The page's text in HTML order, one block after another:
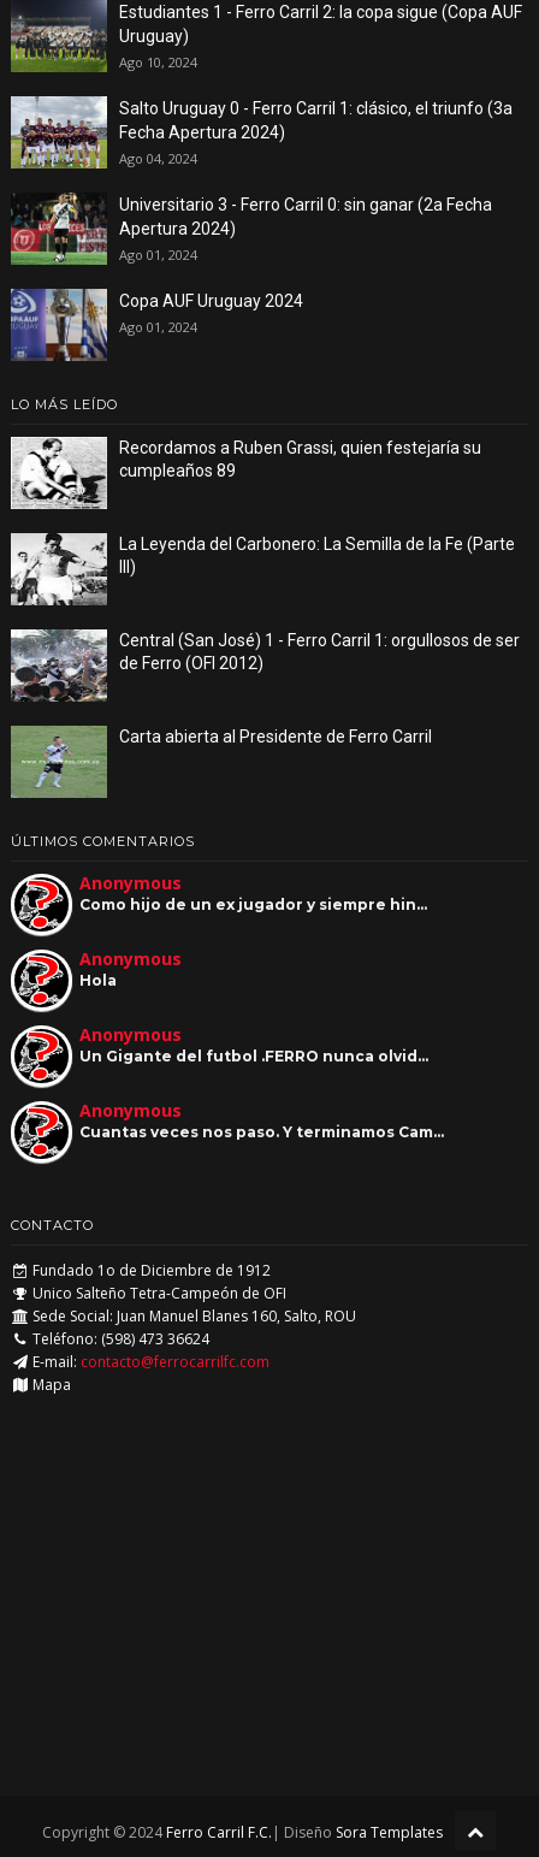
Estudiantes 1 - Ferro Carril 2: la copa sigue (Copa AUF
Uruguay)
Ago 10, 2024
Salto Uruguay 0 - Ferro Carril 1: clásico, el triunfo (3a
Fecha Apertura 2024)
Ago 04, 2024
Universitario 3 - Ferro Carril 0: sin ganar (2a Fecha
Apertura 2024)
Ago 01, 2024
Copa AUF Uruguay 2024
Ago 01, 2024
LO MÁS LEÍDO
Recordamos a Ruben Grassi, quien festejaría su
cumpleaños 89
La Leyenda del Carbonero: La Semilla de la Fe (Parte
III)
Central (San José) 1 - Ferro Carril 1: orgullosos de ser
de Ferro (OFI 2012)
Carta abierta al Presidente de Ferro Carril
ÚLTIMOS COMENTARIOS
Anonymous
Como hijo de un ex jugador y siempre hin…
Anonymous
Hola
Anonymous
Un Gigante del futbol .FERRO nunca olvid…
Anonymous
Cuantas veces nos paso. Y terminamos Cam…
CONTACTO
Fundado 1o de Diciembre de 1912
Unico Salteño Tetra-Campeón de OFI
Sede Social: Juan Manuel Blanes 160, Salto, ROU
Teléfono: (598) 473 36624
E-mail: contacto@ferrocarrilfc.com
Mapa
Copyright © 2024Ferro Carril F.C. | Diseño Sora Templates